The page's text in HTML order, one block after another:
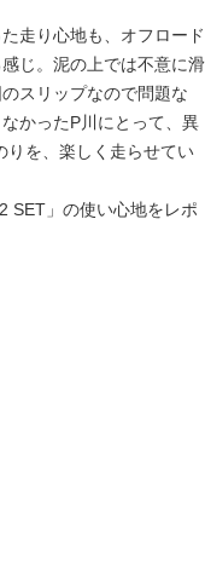
走り心地も、オフロード
じ。泥の上では不意に滑
スリップなので問題な
かったP川にとって、異
りを、楽しく走らせてい
SET」の使い心地をレポ